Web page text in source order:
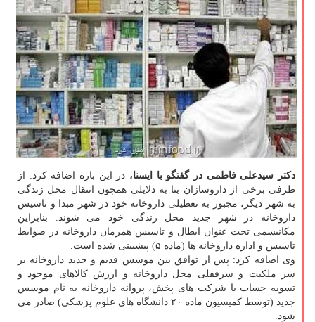
دكتر سیدعلی فاطمی در گفتگو با ایسنا، در این باره اضافه كرد: از
طرفی برخی از داروسازان بنا به دلایلی همچون انتقال محل زندگی
به شهر دیگر، مجبور به تعطیلی داروخانه خود در شهر مبدا و تاسیس
داروخانه در شهر جدید محل زندگی خود می شوند. بنابراین
مكانیسمی تحت عنوان ابطال و تاسیس همزمان داروخانه در ضوابط
تاسیس و اداره داروخانه ها (ماده ۵) پیشبینی شده است.
وی اضافه كرد: پس از توافق بین موسس قدیم و جدید داروخانه بر
سر ملكیت و سرقفلی محل داروخانه و ارزش كالاهای موجود و
تسویه حساب با شركت های پخش، پروانه داروخانه به نام موسس
جدید (توسط كمیسیون ماده ۲۰ دانشگاه های علوم پزشكی) صادر می
شود.